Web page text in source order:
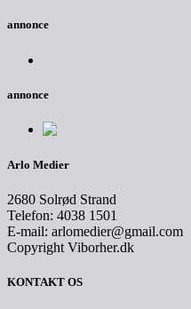
annonce
annonce
Arlo Medier
2680 Solrød Strand
Telefon: 4038 1501
E-mail: arlomedier@gmail.com
Copyright Viborher.dk
KONTAKT OS